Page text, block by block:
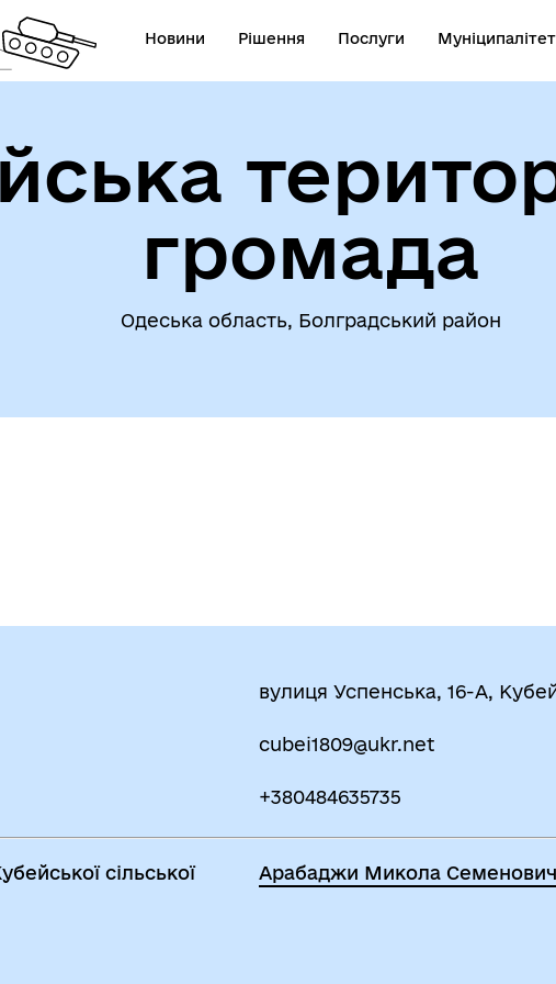
Новини Рішення Послуги Муніципалітет
Допомога особам, які
вибухонебезпечних предметів
Інвестиційні проєкти
громада
Одеська область, Болградський район
вулиця Успенська, 16-А,
cubei1809@ukr.net
+380484635735
сільської
Арабаджи Микола Семенович